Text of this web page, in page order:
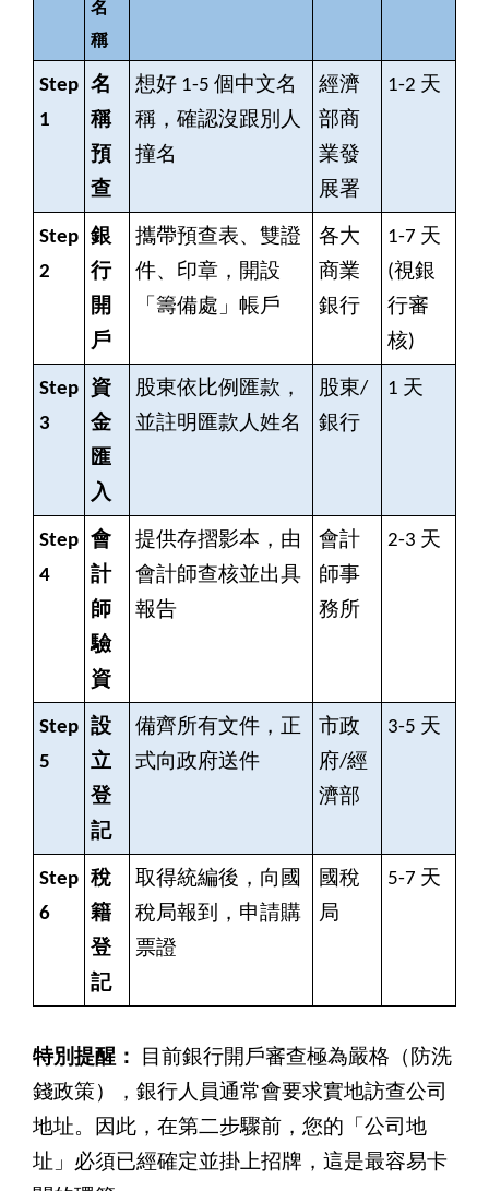
名
稱
Step
1
名
稱
預
查
想好 1-5 個中文名
稱，確認沒跟別人
撞名
經濟
部商
業發
展署
1-2 天
Step
2
銀
行
開
戶
攜帶預查表、雙證
件、印章，開設
「籌備處」帳戶
各大
商業
銀行
1-7 天
(視銀
行審
核)
Step
3
資
金
匯
入
股東依比例匯款，
並註明匯款人姓名
股東/
銀行
1 天
Step
4
會
計
師
驗
資
提供存摺影本，由
會計師查核並出具
報告
會計
師事
務所
2-3 天
Step
5
設
立
登
記
備齊所有文件，正
式向政府送件
市政
府/經
濟部
3-5 天
Step
6
稅
籍
登
記
取得統編後，向國
稅局報到，申請購
票證
國稅
局
5-7 天
特別提醒：
目前銀行開戶審查極為嚴格（防洗
錢政策），銀行人員通常會要求實地訪查公司
地址。因此，在第二步驟前，您的「公司地
址」必須已經確定並掛上招牌，這是最容易卡